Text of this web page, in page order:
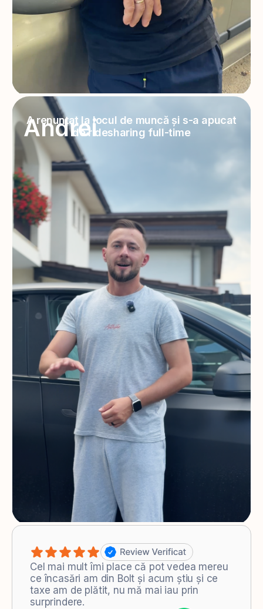
Andrei
A renunțat la locul de muncă și s-a apucat
de ridesharing full-time
Cel mai mult îmi place că pot vedea mereu
ce încasări am din Bolt și acum știu și ce
taxe am de plătit, nu mă mai iau prin
surprindere.